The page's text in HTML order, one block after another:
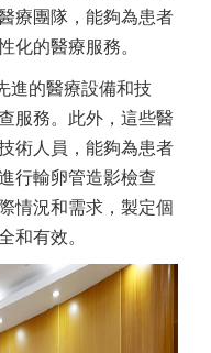
療團隊，能夠為患者
化的醫療服務。
進的醫療設備和技
服務。此外，這些醫
術人員，能夠為患者
行輸卵管造影檢查
情況和需求，製定個
和有效。